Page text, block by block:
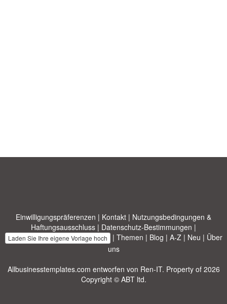
Einwilligungspräferenzen | Kontakt | Nutzungsbedingungen &
Haftungsausschluss | Datenschutz-Bestimmungen |
Laden Sie Ihre eigene Vorlage hoch | Themen | Blog | A-Z | Neu | Über
uns
Allbusinesstemplates.com entworfen von Ren-IT. Property of 2026
Copyright © ABT ltd.